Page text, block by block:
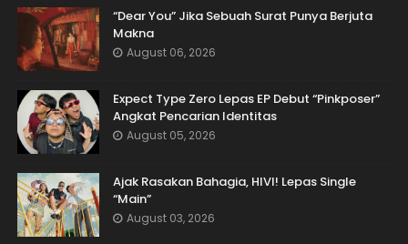
“Dear You” Jika Sebuah Surat Punya Berjuta
Makna
August 06, 2026
Expect Type Zero Lepas EP Debut “Pinkposer”
Angkat Pencarian Identitas
August 05, 2026
Ajak Rasakan Bahagia, HIVI! Lepas Single
“Main”
August 03, 2026